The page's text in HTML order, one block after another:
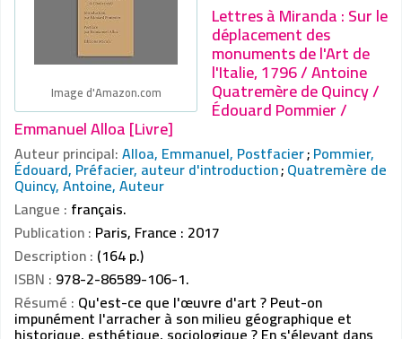
Image d'Amazon.com
Lettres à Miranda : Sur le
déplacement des
monuments de l'Art de
l'Italie, 1796 / Antoine
Quatremère de Quincy /
Édouard Pommier /
Emmanuel Alloa [Livre]
Auteur principal:Alloa, Emmanuel, Postfacier;Pommier,
Édouard, Préfacier, auteur d'introduction;Quatremère de
Quincy, Antoine, Auteur
Langue : français.
Publication : Paris, France : 2017
Description : (164 p.)
ISBN : 978-2-86589-106-1.
Résumé : Qu'est-ce que l'œuvre d'art ? Peut-on
impunément l'arracher à son milieu géographique et